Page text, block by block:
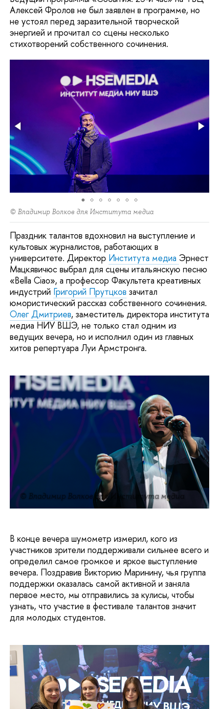
Алексей Фролов не был заявлен в программе, но
не устоял перед заразительной творческой
энергией и прочитал со сцены несколько
стихотворений собственного сочинения.
© Владимир Волков для Института медиа
Праздник талантов вдохновил на выступление и
культовых журналистов, работающих в
университете. Директор Института медиа Эрнест
Мацкявичюс выбрал для сцены итальянскую песню
«Bella Ciao», а профессор Факультета креативных
индустрий Григорий Прутцков зачитал
юмористический рассказ собственного сочинения.
Олег Дмитриев, заместитель директора института
медиа НИУ ВШЭ, не только стал одним из
ведущих вечера, но и исполнил один из главных
хитов репертуара Луи Армстронга.
© Владимир Волков для Института медиа
В конце вечера шумометр измерил, кого из
участников зрители поддерживали сильнее всего и
определил самое громкое и яркое выступление
вечера. Поздравив Викторию Маринину, чья группа
поддержки оказалась самой активной и заняла
первое место, мы отправились за кулисы, чтобы
узнать, что участие в фестивале талантов значит
для молодых студентов.